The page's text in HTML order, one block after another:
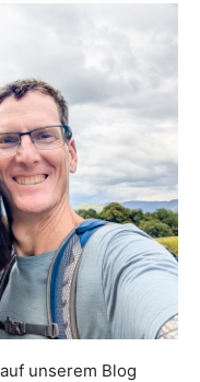
unserem Blog